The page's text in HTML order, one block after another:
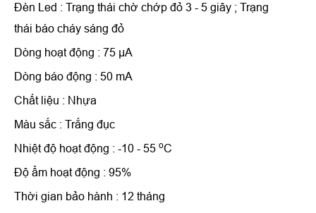
Đèn Led : Trạng thái chờ chớp đỏ 3 - 5 giây ; Trạng
thái báo cháy sáng đỏ
Dòng hoạt động : 75 µA
Dòng báo động : 50 mA
Chất liệu : Nhựa
Màu sắc : Trắng đục
Nhiệt độ hoạt động : -10 - 55 oC
Độ ẩm hoạt động : 95%
Thời gian bảo hành : 12 tháng